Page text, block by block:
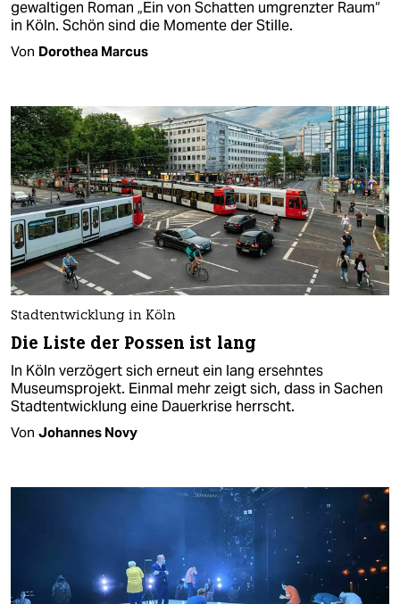
gewaltigen Roman „Ein von Schatten umgrenzter Raum“
in Köln. Schön sind die Momente der Stille.
Von Dorothea Marcus
Stadtentwicklung in Köln
Die Liste der Possen ist lang
In Köln verzögert sich erneut ein lang ersehntes
Museumsprojekt. Einmal mehr zeigt sich, dass in Sachen
Stadtentwicklung eine Dauerkrise herrscht.
Von Johannes Novy